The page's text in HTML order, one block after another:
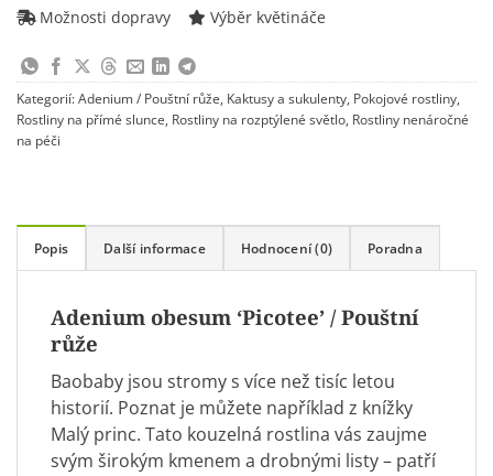
join
waitlist
for
this
product
Možnosti dopravy Výběr květináče
Kategorií:Adenium / Pouštní růže, Kaktusy a sukulenty, Pokojové rostliny,
Rostliny na přímé slunce, Rostliny na rozptýlené světlo, Rostliny nenáročné
na péči
Popis Další informace Hodnocení (0) Poradna
Adenium obesum ‘Picotee’ / Pouštní
růže
Baobaby jsou stromy s více než tisíc letou
historií. Poznat je můžete například z knížky
Malý princ. Tato kouzelná rostlina vás zaujme
svým širokým kmenem a drobnými listy – patří